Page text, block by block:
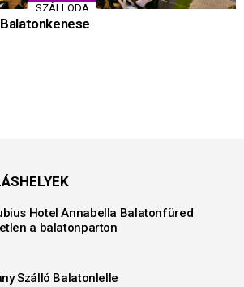
SZÁLLODA
Hotel Annabella Balatonfüred
a balatonparton
Szálló Balatonlelle